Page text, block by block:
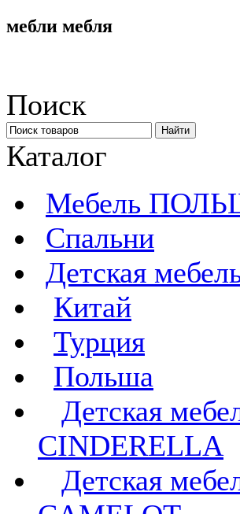
мебли мебля
Поиск
Каталог
Мебель
Спальни
Детская
Китай
Турция
Польша
Детская
CINDERELLA
Детская